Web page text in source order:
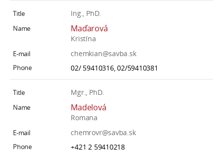
Ing., PhD.
Maďarová
Kristína
chemkian@savba.sk
02/ 59410316, 02/59410381
Mgr., PhD.
Madelová
Romana
chemrovr@savba.sk
+421 2 59410218